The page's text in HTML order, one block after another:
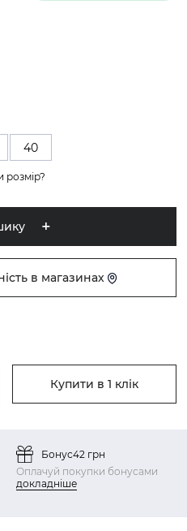
40
розмір?
в магазинах
Купити в 1 клік
Бонус42 грн
Оплачуй покупки бонусами
докладніше